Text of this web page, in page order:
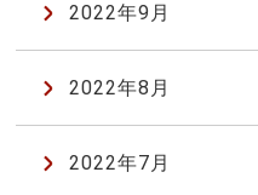
2022年9月
2022年8月
2022年7月